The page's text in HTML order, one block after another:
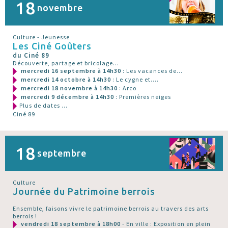
18 novembre
Culture - Jeunesse
Les Ciné Goûters
du Ciné 89
Découverte, partage et bricolage...
mercredi 16 septembre à 14h30 : Les vacances de...
mercredi 14 octobre à 14h30 : Le cygne et....
mercredi 18 novembre à 14h30 : Arco
mercredi 9 décembre à 14h30 : Premières neiges
Plus de dates ...
Ciné 89
18 septembre
Culture
Journée du Patrimoine berrois
Ensemble, faisons vivre le patrimoine berrois au travers des arts
berrois !
vendredi 18 septembre à 18h00 - En ville : Exposition en plein